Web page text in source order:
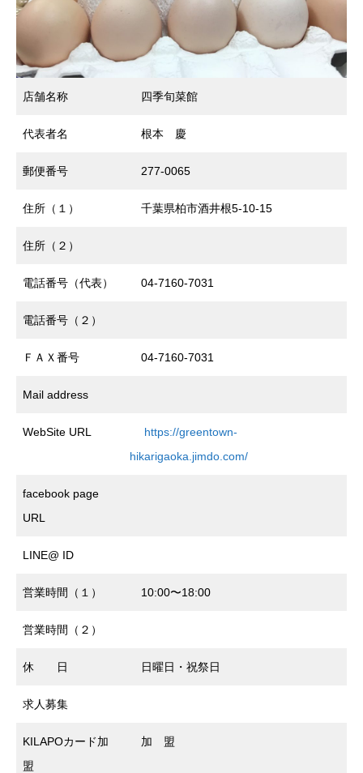
店舗名称 四季旬菜館
代表者名 根本 慶
郵便番号 277-0065
住所（１） 千葉県柏市酒井根5-10-15
住所（２）
電話番号（代表） 04-7160-7031
電話番号（２）
ＦＡＸ番号 04-7160-7031
Mail address
WebSite URL
https://greentown-
hikarigaoka.jimdo.com/
facebook page
URL
LINE@ ID
営業時間（１） 10:00〜18:00
営業時間（２）
休 日 日曜日・祝祭日
求人募集
KILAPOカード加
盟
加 盟